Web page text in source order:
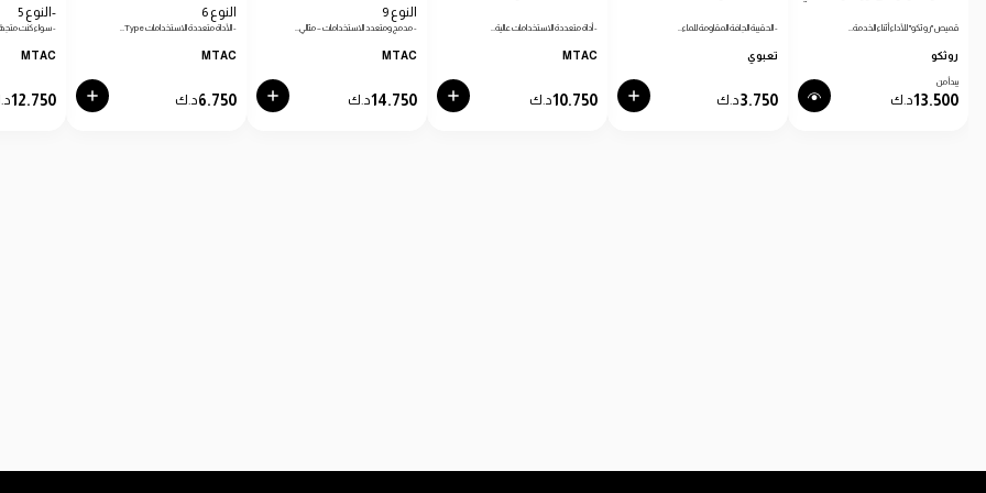
قميص "روثكو" للأداء أثناء الخدمة…
روثكو
يبدأ من
13.500د.ك
- الحقيبة الجافة المقاومة للماء…
تعبوي
3.750د.ك
- أداة متعددة الاستخدامات عالية…
MTAC
10.750د.ك
النوع 9
- مدمج ومتعدد الاستخدامات – مثالي…
MTAC
14.750د.ك
النوع 6
- الأداة متعددة الاستخدامات Type…
MTAC
6.750د.ك
-النوع 5
- سواء كنت متجهًا
MTAC
12.750